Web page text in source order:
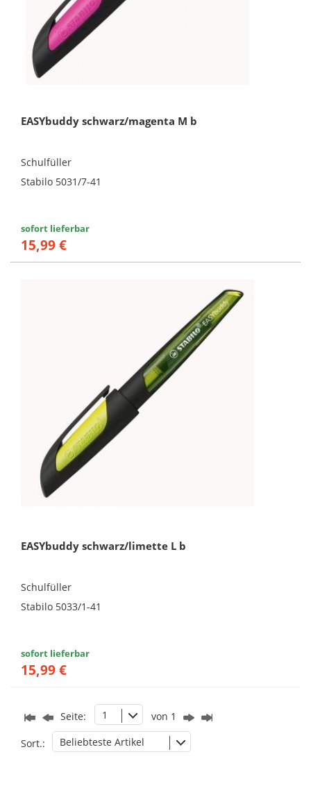
EASYbuddy schwarz/magenta M b
Schulfüller
Stabilo 5031/7-41
sofort lieferbar
15,99 €
EASYbuddy schwarz/limette L b
Schulfüller
Stabilo 5033/1-41
sofort lieferbar
15,99 €
Seite: 1 von 1
Sort.: Beliebteste Artikel